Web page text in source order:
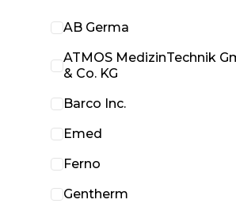
AB Germa
ATMOS MedizinTechnik
& Co. KG
Barco Inc.
Emed
Ferno
Gentherm